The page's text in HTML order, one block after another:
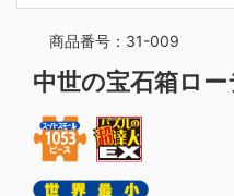
商品番号：31-009
中世の宝石箱ロ